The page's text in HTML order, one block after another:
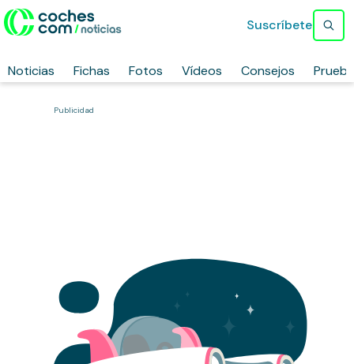
Noticias Fichas Fotos Vídeos Consejos
Suscríbete
Publicidad